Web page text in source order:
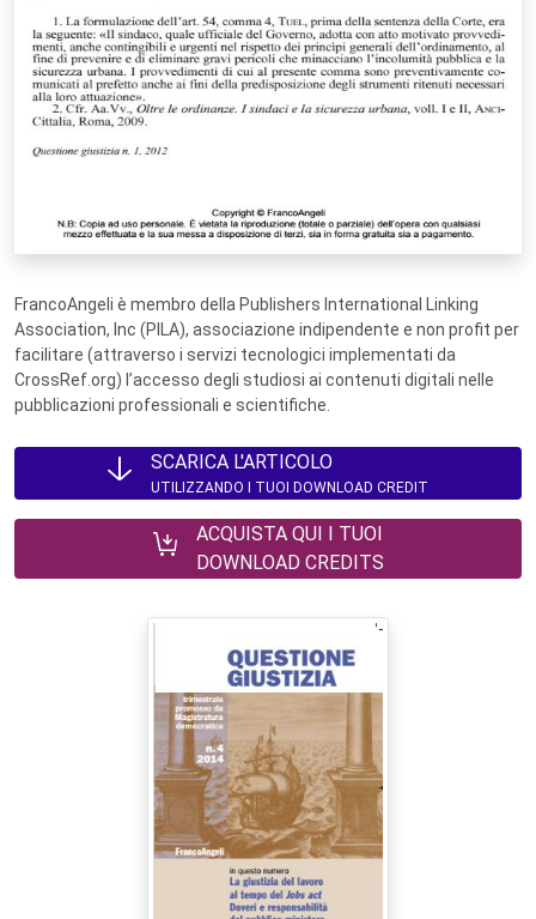
FrancoAngeli è membro della Publishers International Linking
Association, Inc (PILA), associazione indipendente e non profit per
facilitare (attraverso i servizi tecnologici implementati da
CrossRef.org) l’accesso degli studiosi ai contenuti digitali nelle
pubblicazioni professionali e scientifiche.
SCARICA L'ARTICOLO
UTILIZZANDO I TUOI DOWNLOAD CREDIT
ACQUISTA QUI I TUOI
DOWNLOAD CREDITS